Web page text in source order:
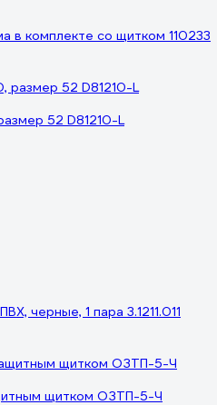
в комплекте со щитком 110233
52 D81210-L
черные, 1 пара 3.1211.011
щитком ОЗТП-5-Ч